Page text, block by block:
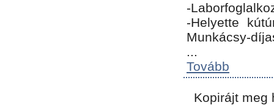
-
-Helyette
Munkácsy-
...
Tovább
Kopirájt meg